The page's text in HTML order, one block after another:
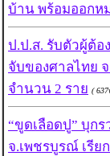
บ้าน พร้อมออกห
ป.ป.ส. รับตัวผู้ต้
จับของศาลไทย
จำนวน 2 ราย (
“ขูดเลือดปู” บุก
จ.เพชรบูรณ์ เรีย